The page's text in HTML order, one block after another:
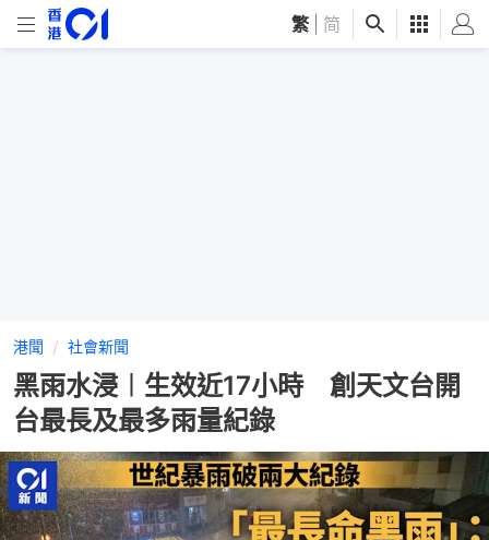
繁 简
港聞 社會新聞
黑雨水浸︱生效近17小時 創天文台開
台最長及最多雨量紀錄